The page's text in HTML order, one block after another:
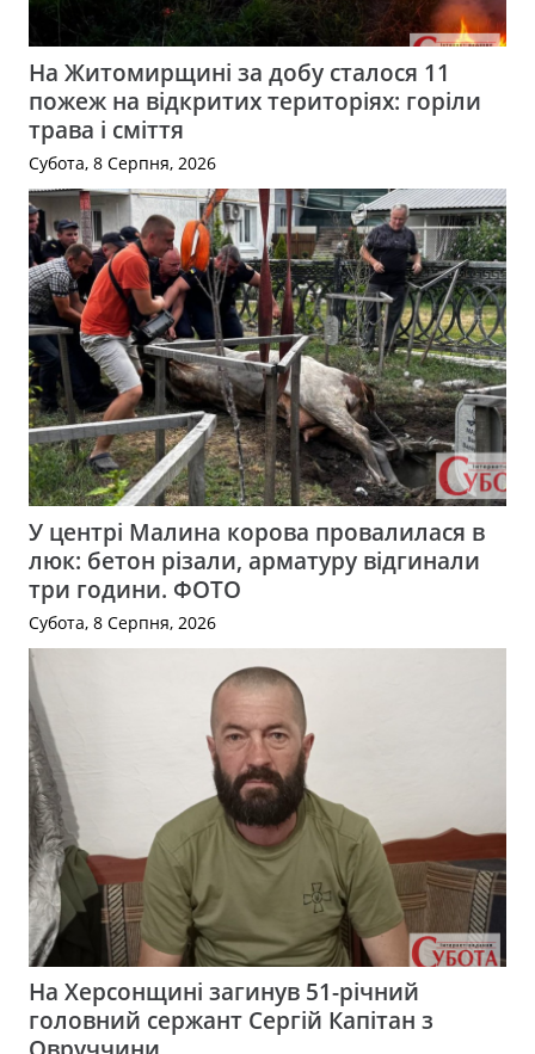
На Житомирщині за добу сталося 11
пожеж на відкритих територіях: горіли
трава і сміття
Субота, 8 Серпня, 2026
У центрі Малина корова провалилася в
люк: бетон різали, арматуру відгинали
три години. ФОТО
Субота, 8 Серпня, 2026
На Херсонщині загинув 51-річний
головний сержант Сергій Капітан з